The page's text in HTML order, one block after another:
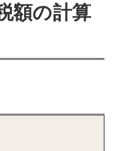
額の計算